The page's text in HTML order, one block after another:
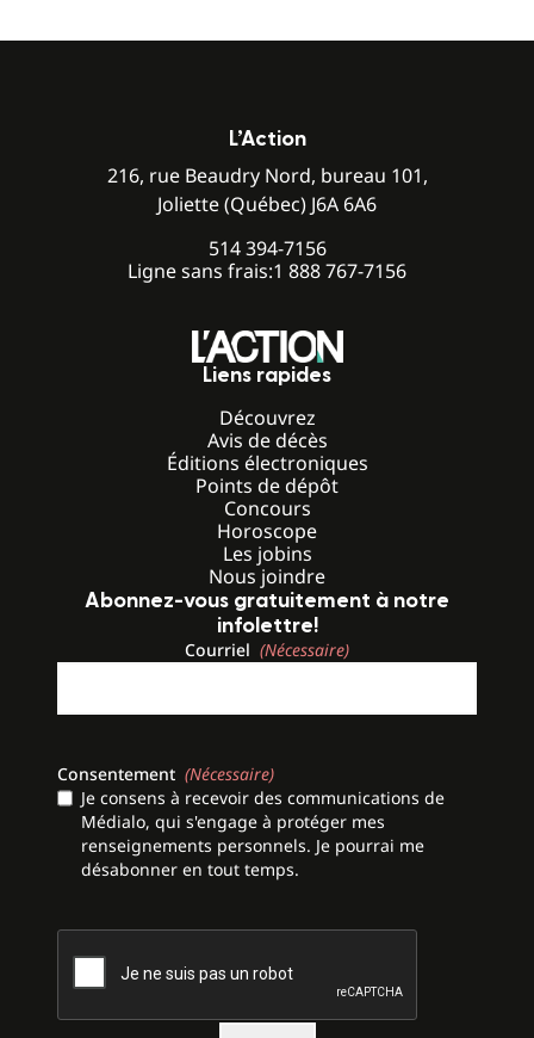
L’Action
216, rue Beaudry Nord, bureau 101,
Joliette (Québec) J6A 6A6
514 394-7156
Ligne sans frais:1 888 767-7156
Liens rapides
Découvrez
Avis de décès
Éditions électroniques
Points de dépôt
Concours
Horoscope
Les jobins
Nous joindre
Abonnez-vous gratuitement à notre
infolettre!
Courriel (Nécessaire)
Consentement (Nécessaire)
Je consens à recevoir des communications de
Médialo, qui s'engage à protéger mes
renseignements personnels. Je pourrai me
désabonner en tout temps.
CAPTCHA